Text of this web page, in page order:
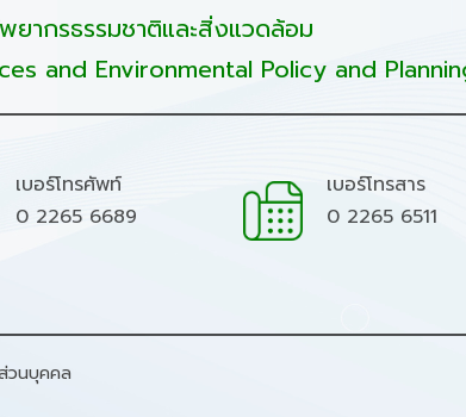
ยากรธรรมชาติและสิ่งแวดล้อม
and Environmental Policy and
เบอร์โทรศัพท์
0 2265 6689
เบอร์โทรสาร
0 2265 6511
วนบุคคล